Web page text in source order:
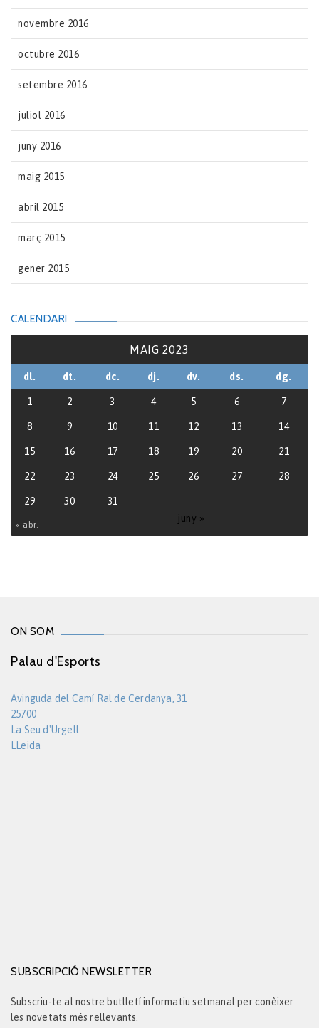
novembre 2016
octubre 2016
setembre 2016
juliol 2016
juny 2016
maig 2015
abril 2015
març 2015
gener 2015
CALENDARI
MAIG 2023
dl. dt. dc. dj. dv. ds. dg.
« abr.
juny »
1 2 3 4 5 6 7
8 9 10 11 12 13 14
15 16 17 18 19 20 21
22 23 24 25 26 27 28
29 30 31
ON SOM
Palau d'Esports
Avinguda del Camí Ral de Cerdanya, 31
25700
La Seu d'Urgell
LLeida
SUBSCRIPCIÓ NEWSLETTER
Subscriu-te al nostre butlletí informatiu setmanal per conèixer
les novetats més rellevants.